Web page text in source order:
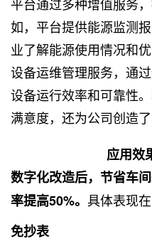
平台通过多种增值服务
如，平台提供能源监测
业了解能源使用情况和
设备运维管理服务，通
设备运行效率和可靠性
满意度，还为公司创造
应用效
数字化改造后，节省车
率提高50%。 具体表现在
免抄表